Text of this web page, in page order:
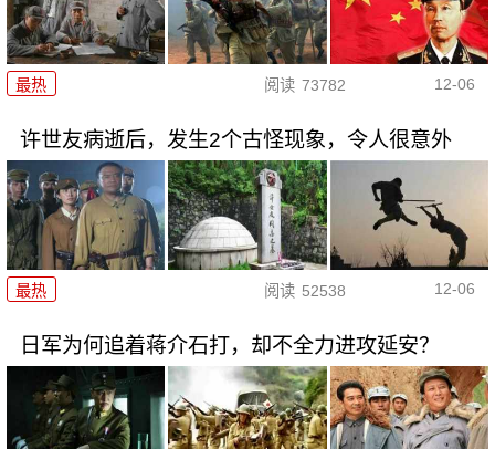
最热 阅读 73782 12-06
许世友病逝后，发生2个古怪现象，令人很意外
最热 阅读 52538 12-06
日军为何追着蒋介石打，却不全力进攻延安？